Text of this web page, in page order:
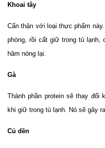
Khoai tây
Cẩn thận với loại thực phẩm
phòng, rồi cất giữ trong tủ lạnh,
hâm nóng lại.
Gà
Thành phần protein sẽ thay đổi
khi giữ trong tủ lạnh. Nó sẽ gây
Củ dền